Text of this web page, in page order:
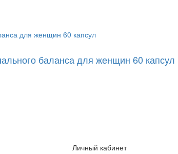
баланса для женщин 60 капсул
Личный кабинет